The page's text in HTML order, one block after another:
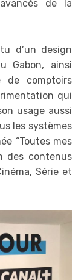
de la
d’un design
Gabon, ainsi
de comptoirs
qui
usage aussi
les systèmes
“Toutes mes
des contenus
Série et